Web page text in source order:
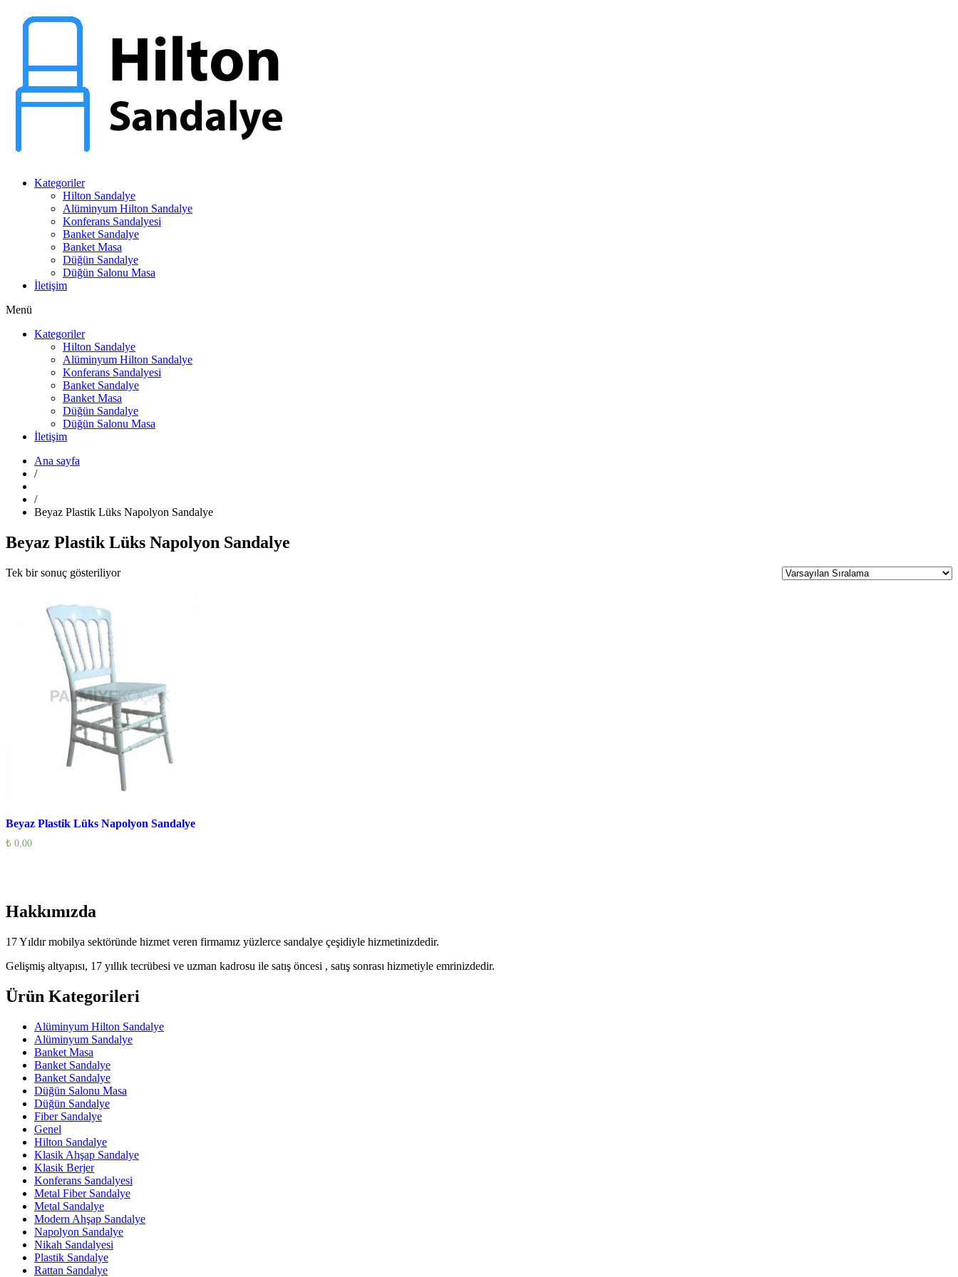
Kategoriler
Hilton Sandalye
Alüminyum Hilton Sandalye
Konferans Sandalyesi
Banket Sandalye
Banket Masa
Düğün Sandalye
Düğün Salonu Masa
İletişim
Menü
Kategoriler
Hilton Sandalye
Alüminyum Hilton Sandalye
Konferans Sandalyesi
Banket Sandalye
Banket Masa
Düğün Sandalye
Düğün Salonu Masa
İletişim
Ana sayfa
/
/
Beyaz Plastik Lüks Napolyon Sandalye
Beyaz Plastik Lüks Napolyon Sandalye
Tek bir sonuç gösteriliyor
Beyaz Plastik Lüks Napolyon Sandalye
₺ 0,00
Hakkımızda
17 Yıldır mobilya sektöründe hizmet veren firmamız yüzlerce sandalye çeşidiyle hizmetinizdedir.
Gelişmiş altyapısı, 17 yıllık tecrübesi ve uzman kadrosu ile satış öncesi , satış sonrası hizmetiyle emrinizdedir.
Ürün Kategorileri
Alüminyum Hilton Sandalye
Alüminyum Sandalye
Banket Masa
Banket Sandalye
Banket Sandalye
Düğün Salonu Masa
Düğün Sandalye
Fiber Sandalye
Genel
Hilton Sandalye
Klasik Ahşap Sandalye
Klasik Berjer
Konferans Sandalyesi
Metal Fiber Sandalye
Metal Sandalye
Modern Ahşap Sandalye
Napolyon Sandalye
Nikah Sandalyesi
Plastik Sandalye
Rattan Sandalye